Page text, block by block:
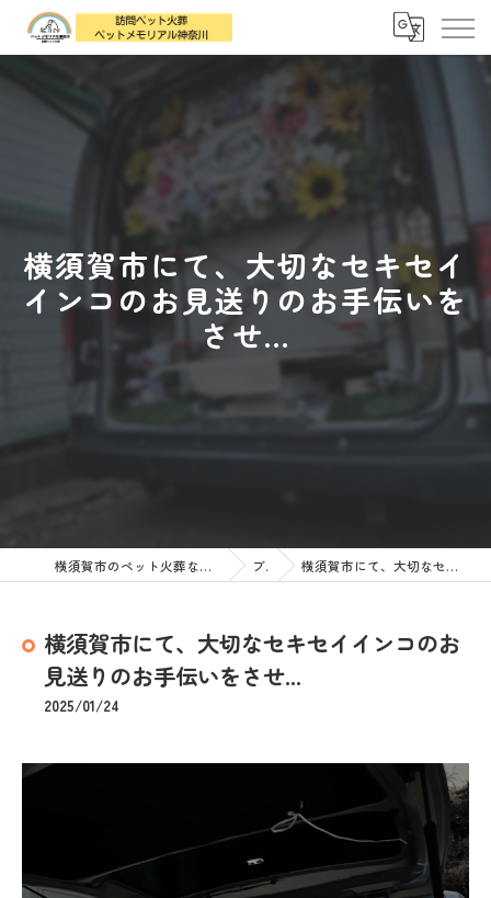
横須賀市にて、大切なセキセイ
インコのお見送りのお手伝いを
させ...
横須賀市のペット火葬なら訪問ペット火葬 ペットメモリアル神奈川 ブログ 横須賀市にて、大切なセキセイインコのお見送りのお手伝いをさせ...
横須賀市にて、大切なセキセイインコのお
見送りのお手伝いをさせ...
2025/01/24